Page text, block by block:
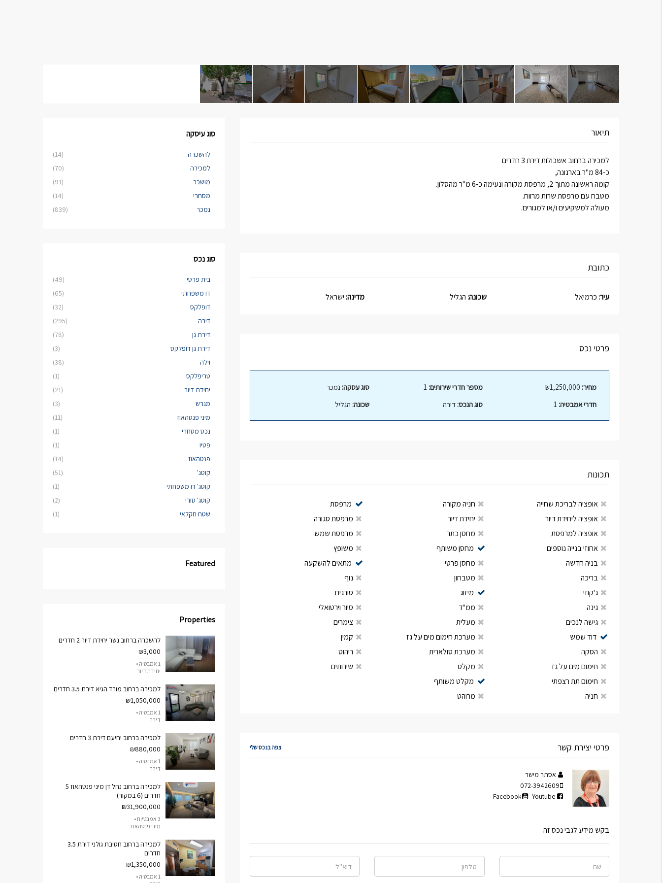
תיאור
למכירה ברחוב אשכולות דירת 3 חדרים
כ-84 מ"ר בארנונה,
קומה ראשונה מתוך 2, מרפסת מקורה ונעימה כ-6 מ"ר מהסלון.
מטבח עם מרפסת שרות מרווח.
מעולה למשקיעים ו/או למגורים.
כתובת
עיר:כרמיאל שכונה:הגליל מדינה:ישראל
פרטי נכס
מחיר:
חדרי אמבטיה:
מספר חדרי שירותים:
סוג הנכס: דירה
סוג עסקה: נמכר
שכונה: הגליל
תכונות
אופציה לבריכת שחייה
אופציה ליחידת דיור
אופציה למרפסת
אחוזי בנייה נוספים
בניה חדשה
בריכה
ג'קוזי
גינה
גישה לנכים
דוד שמש
הסקה
חימום מים על גז
חימום תת רצפתי
חניה
חניה מקורה
יחידת דיור
מחסן כתר
מחסן משותף
מחסן פרטי
מטבחון
מיזוג
ממ"ד
מעלית
מערכת חימום מים על גז
מערכת סולארית
מקלט
מקלט משותף
מרוהט
מרפסת
מרפסת סגורה
מרפסת שמש
משופץ
מתאים להשקעה
נוף
סורגים
סיור וירטואלי
צימרים
קמין
ריהוט
שירותים
פרטי יצירת קשר צפה בנכס שלי
אסתר מישר
072-3942609
Facebook
Youtube
בקש מידע לגבי נכס זה
סוג עיסקה
להשכרה
(14)
למכירה
(70)
מושכר
(91)
מסחרי
(14)
נמכר
(839)
סוג נכס
בית פרטי
(49)
דו משפחתי
(65)
דופלקס
(32)
דירה
(295)
דירת גן
(78)
דירת גן דופלקס
(3)
וילה
(38)
טריפלקס
(1)
יחידת דיור
(21)
מגרש
(3)
מיני פנטהאוז
(11)
נכס מסחרי
(1)
פטיו
(1)
פנטהאוז
(14)
קוטג'
(51)
קוטג' דו משפחתי
(1)
קוטג' טורי
(2)
שטח חקלאי
(1)
Featured
Properties
להשכרה ברחוב נשר יחידת דיור 2 חדרים
₪3,000
1 אמבטיה •
יחידת דיור
למכירה ברחוב מורד הגיא דירת 3.5 חדרים
₪1,050,000
1 אמבטיה •
דירה
למכירה ברחוב יחיעם דירת 3 חדרים
₪880,000
1 אמבטיה •
דירה
למכירה ברחוב נחל דן מיני פנטהאוז 5
חדרים (6 במקור)
₪31,900,000
3 אמבטיות •
מיני פנטהאוז
למכירה ברחוב חטיבת גולני דירת 3.5
חדרים
₪1,350,000
1 אמבטיה •